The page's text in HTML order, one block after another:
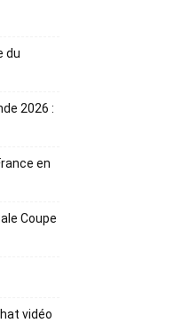
du
2026 :
en
Coupe
vidéo